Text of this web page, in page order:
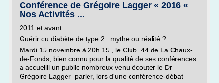
Conférence de Grégoire Lagger « 2016 «
Nos Activités ...
2011 et avant
Guérir du diabète de type 2 : mythe ou réalité ?
Mardi 15 novembre à 20h 15 , le Club 44 de La Chaux-
de-Fonds, bien connu pour la qualité de ses conférences,
a accueilli un public nombreux venu écouter le Dr
Grégoire Lagger parler, lors d'une conférence-débat